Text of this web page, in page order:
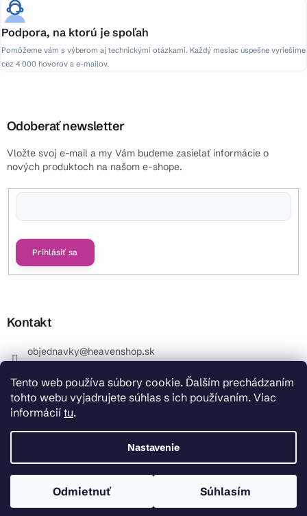
Tento web používa súbory cookie. Ďalším prechádzaním
tohto webu vyjadrujete súhlas s ich používaním. Viac
informácií tu.
Nastavenie
Odmietnuť Súhlasím
Podpora, na ktorú je spoľah
Pomôžeme vám s výberom aj technickými otázkami. Každý mesiac úspešne vyriešime
cez 4 000 hovorov a e-mailov.
Odoberať newsletter
Vložte svoj e-mail a my Vám budeme zasielať informácie o
nových produktoch na našom e-shope.
Prihlásiť sa
Kontakt
objednavky@heavenshop.sk
_Info objednávky : +421 914 399 399 Pracovné dni od
8.00 hod. do 12.00 . REKLAMÁCIE : +421 914 399 399
HeavenShop.sk
HeavenShop.sk
Vytvoril Shoptet Premium
Copyright 2026Heavenshop . Všetky práva vyhradené.